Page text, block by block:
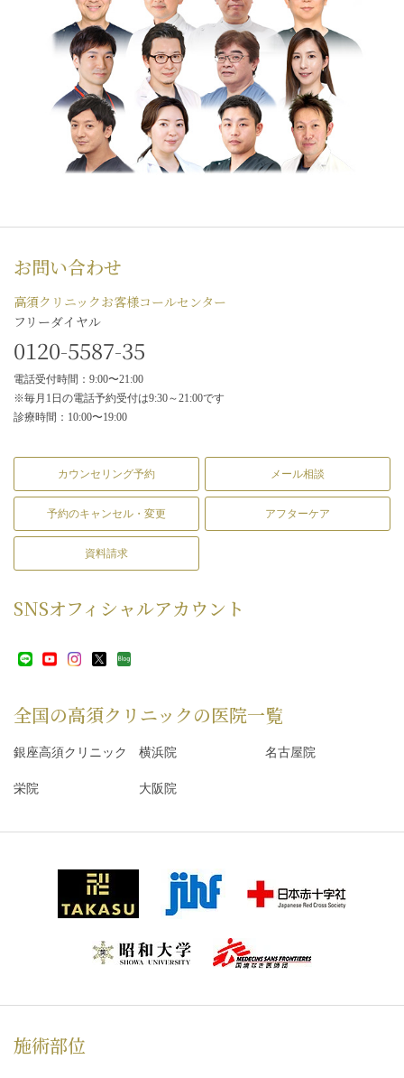
お問い合わせ
高須クリニックお客様コールセンター
フリーダイヤル
0120-5587-35
電話受付時間：9:00〜21:00
※毎月1日の電話予約受付は9:30～21:00です
診療時間：10:00〜19:00
カウンセリング予約 メール相談
予約のキャンセル・変更 アフターケア
資料請求
SNSオフィシャルアカウント
全国の高須クリニックの医院一覧
銀座高須クリニック 横浜院 名古屋院
栄院 大阪院
施術部位